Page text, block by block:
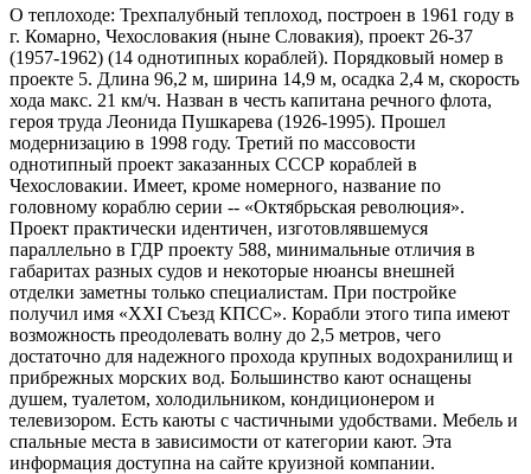
О теплоходе: Трехпалубный теплоход, построен в 1961 году в
г. Комарно, Чехословакия (ныне Словакия), проект 26-37
(1957-1962) (14 однотипных кораблей). Порядковый номер в
проекте 5. Длина 96,2 м, ширина 14,9 м, осадка 2,4 м, скорость
хода макс. 21 км/ч. Назван в честь капитана речного флота,
героя труда Леонида Пушкарева (1926-1995). Прошел
модернизацию в 1998 году. Третий по массовости
однотипный проект заказанных СССР кораблей в
Чехословакии. Имеет, кроме номерного, название по
головному кораблю серии -- «Октябрьская революция».
Проект практически идентичен, изготовлявшемуся
параллельно в ГДР проекту 588, минимальные отличия в
габаритах разных судов и некоторые нюансы внешней
отделки заметны только специалистам. При постройке
получил имя «XXI Съезд КПСС». Корабли этого типа имеют
возможность преодолевать волну до 2,5 метров, чего
достаточно для надежного прохода крупных водохранилищ и
прибрежных морских вод. Большинство кают оснащены
душем, туалетом, холодильником, кондиционером и
телевизором. Есть каюты с частичными удобствами. Мебель и
спальные места в зависимости от категории кают. Эта
информация доступна на сайте круизной компании.